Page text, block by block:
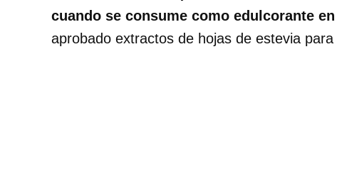
cuando se consume como edulcorante
aprobado extractos de hojas de estevia